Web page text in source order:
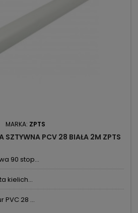
MARKA: ZPTS
SZTYWNA PCV 28 BIAŁA 2M ZPTS
90 stop...
kielich...
PVC 28 ...